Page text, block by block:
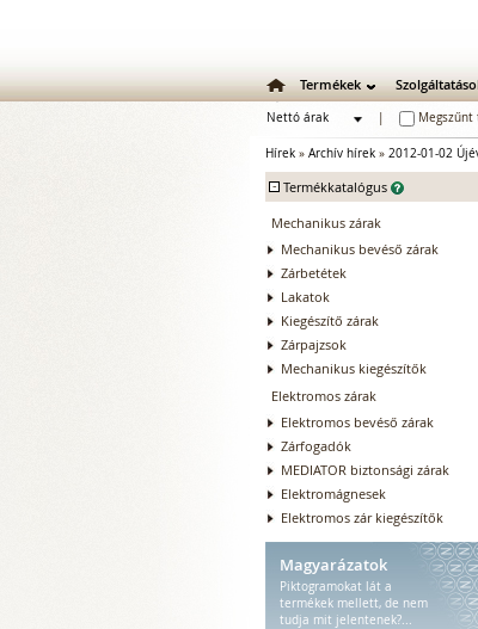
Termékek
Nettó árak
Hírek » Archív hírek » 2012-01-02
- Termékkatalógus
Mechanikus zárak
Mechanikus bevéső zárak
Zárbetétek
Lakatok
Kiegészítő zárak
Zárpajzsok
Mechanikus kiegészítők
Elektromos zárak
Elektromos bevéső zárak
Zárfogadók
MEDIATOR biztonsági zárak
Elektromágnesek
Elektromos zár kiegészítők
Magyarázatok
Piktogramokat lát a
termékek mellett, de nem
tudja mit jelentenek?...